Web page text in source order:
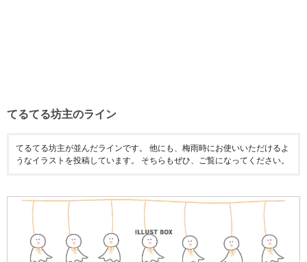
てるてる坊主のライン
てるてる坊主が並んだラインです。 他にも、梅雨時にお使いいただけるよ
うなイラストを投稿しています。 そちらもぜひ、ご覧になってください。